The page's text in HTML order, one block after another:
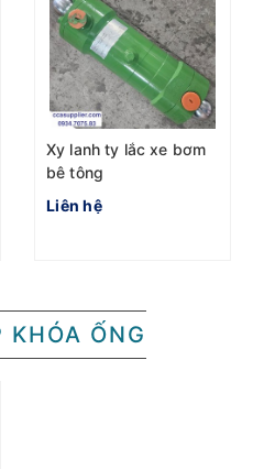
Xy lanh ty lắc xe bơm
bê tông
Liên hệ
KHÓA ỐNG